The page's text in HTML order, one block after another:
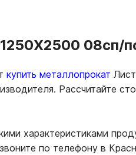
08сп/
купить металлопрокат
Рассчитайте
характеристиками
по телефону в